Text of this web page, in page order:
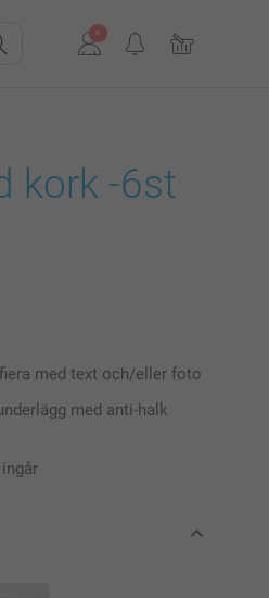
kork -6st
med text och/eller foto
med anti-halk